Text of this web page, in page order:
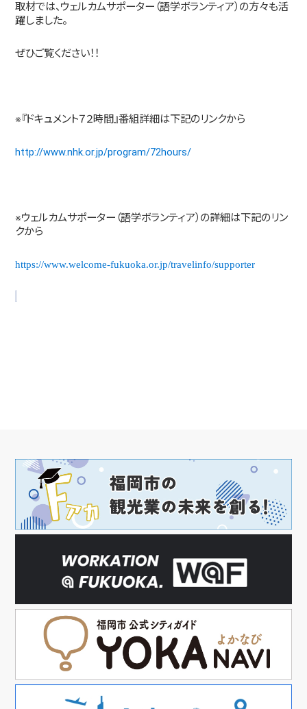
取材では、ウェルカムサポーター（語学ボランティア）の方々も活
躍しました。
ぜひご覧ください！！
※『ドキュメント７２時間』番組詳細は下記のリンクから
http://www.nhk.or.jp/program/72hours/
※ウェルカムサポーター（語学ボランティア）の詳細は下記のリン
クから
https://www.welcome-fukuoka.or.jp/travelinfo/supporter